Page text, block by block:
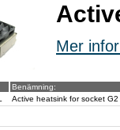
Mer
Benämning:
Active heatsink for socket